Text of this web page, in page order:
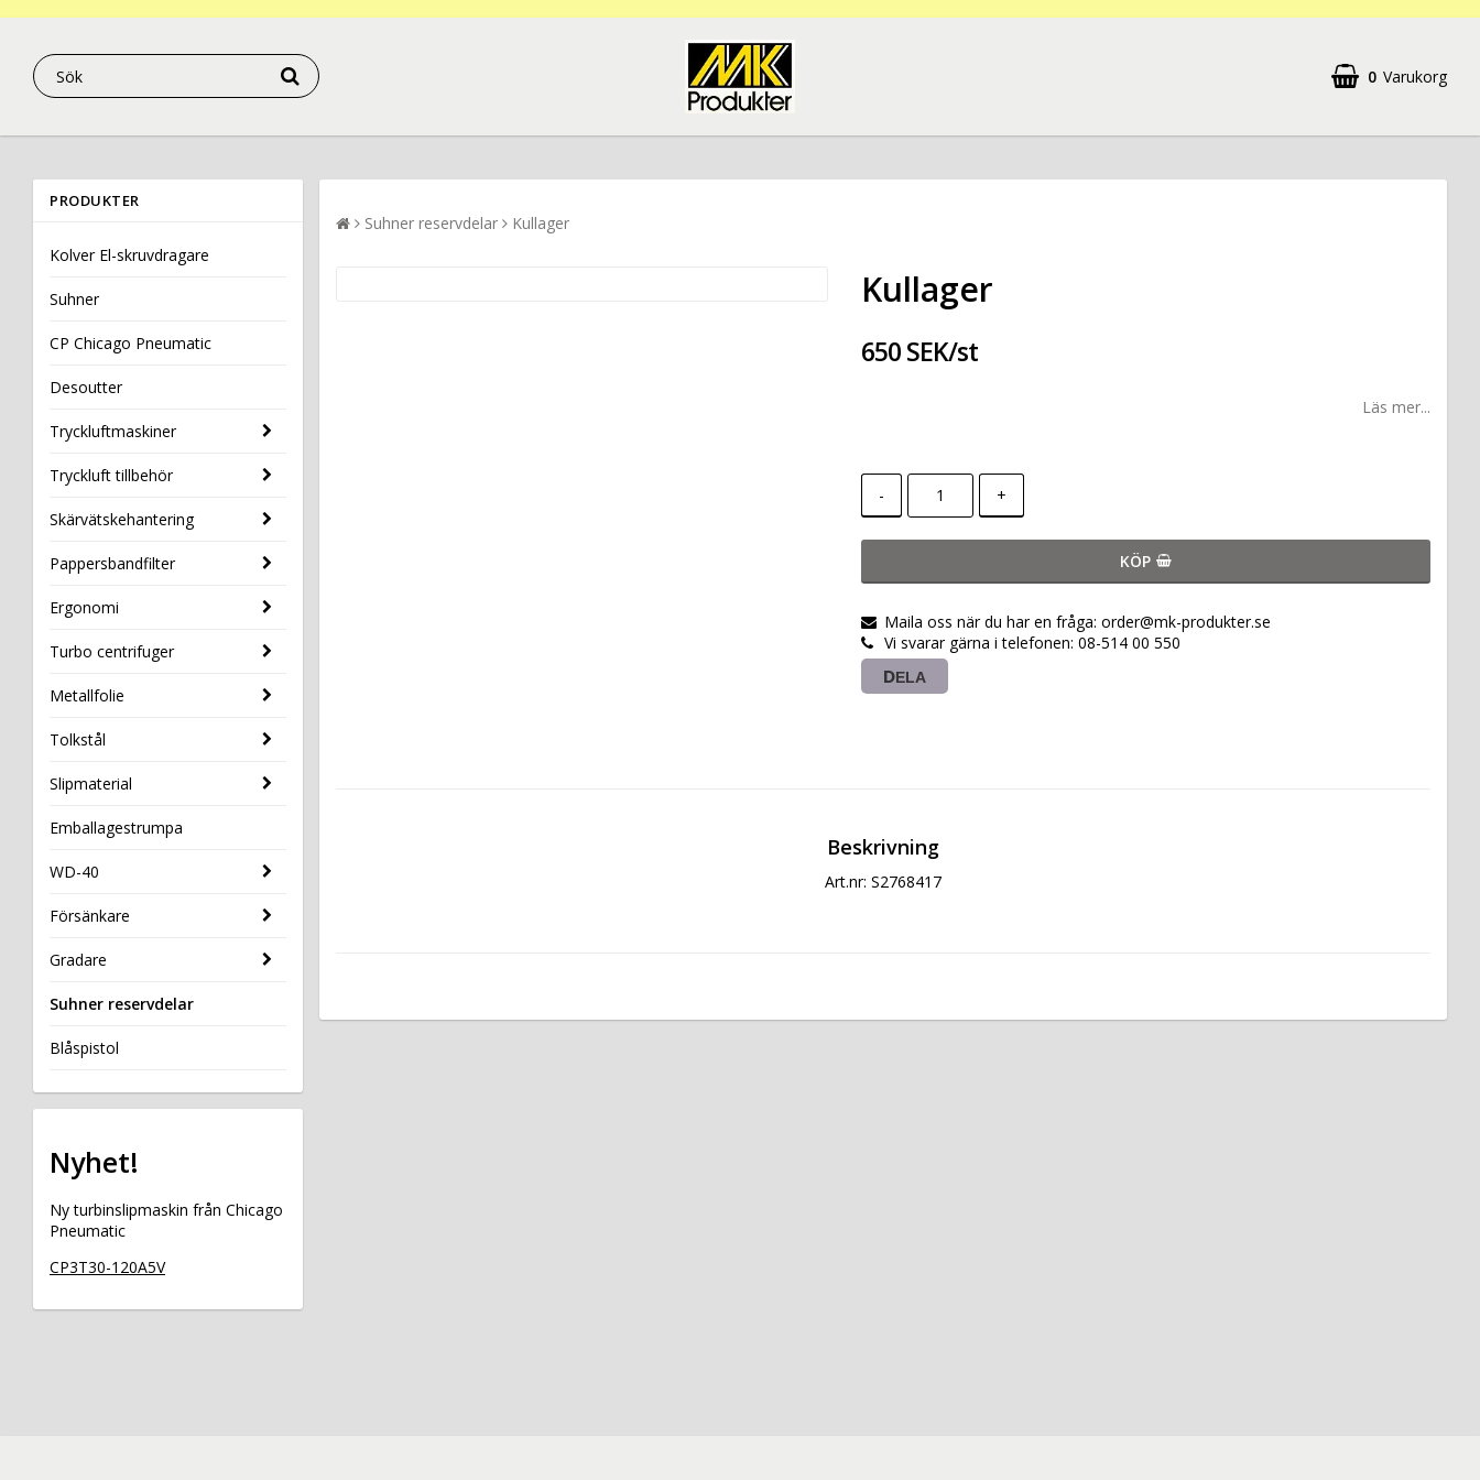
0 Varukorg
PRODUKTER
Kolver El-skruvdragare
Suhner
CP Chicago Pneumatic
Desoutter
Tryckluftmaskiner
Tryckluft tillbehör
Skärvätskehantering
Pappersbandfilter
Ergonomi
Turbo centrifuger
Metallfolie
Tolkstål
Slipmaterial
Emballagestrumpa
WD-40
Försänkare
Gradare
Suhner reservdelar
Blåspistol
Nyhet!
Ny turbinslipmaskin från Chicago
Pneumatic
CP3T30-120A5V
Suhner reservdelar Kullager
Kullager
650 SEK/st
Läs mer...
- +
KÖP
Maila oss när du har en fråga: order@mk-produkter.se
Vi svarar gärna i telefonen: 08-514 00 550
DELA
Beskrivning
Art.nr: S2768417